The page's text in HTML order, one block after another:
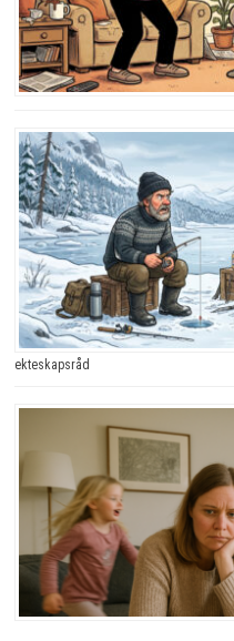
ekteskapsråd